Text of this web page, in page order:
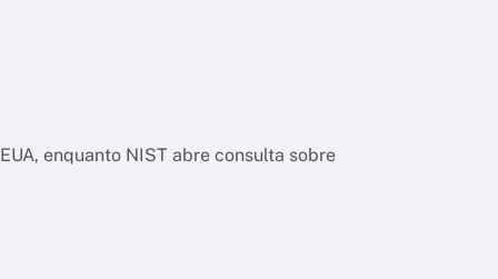
enquanto NIST abre consulta sobre